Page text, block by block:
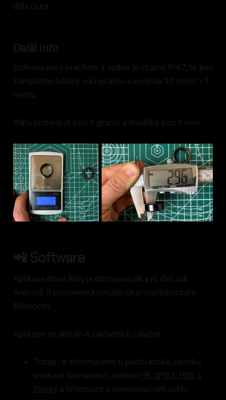
dělá Oura.
Další info
Ochrana před prachem a vodou je stupně IP67, to jest
kompletně odolný vůči prachu a vodě na 30 minut v 1
metru.
Váha prstenu je pod 3 gramy a tloušťka pod 3 mm.
📲 Software
Aplikace Nova Ring je dostupná jak pro iOS, tak
Android. S prstenem komunikuje prostřednictvím
Bluetooth.
Aplikace se dělí do 4 základních záložek:
Today - s informacemi o počtu kroků, spánku,
workout záznamech, měření HR, SPO2, HRV a
Stress a informace o menstruačním cyklu.